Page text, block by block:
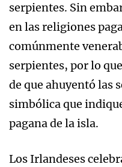
serpientes. Sin
en las religiones
comúnmente
serpientes, por lo
de que ahuyentó las
simbólica que
pagana de la isla.
Los Irlandeses